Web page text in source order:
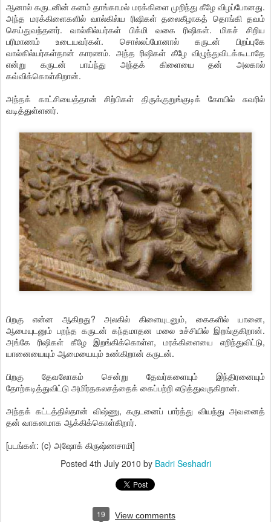
ஆனால் கருடனின் கனம் தாங்காமல் மரக்கிளை முறிந்து கீழே விழப்போனது.
அந்த மரக்கிளைகளில் வால்கில்ய ரிஷிகள் தலைகீழாகத் தொங்கி தவம்
செய்துவந்தனர். வால்கில்யர்கள் பிக்மி வகை ரிஷிகள். மிகச் சிறிய
பரிமாணம் உடையவர்கள். சொல்லப்போனால் கருடன் பிறப்புகே
வால்கில்யர்கள்தான் காரணம். அந்த ரிஷிகள் கீழே விழுந்துவிடக்கூடாதே
என்று கருடன் பாய்ந்து அந்தக் கிளையை தன் அலகால்
கவ்விக்கொள்கிறான்.
அந்தக் காட்சியைத்தான் சிற்பிகள் திருக்குறுங்குடிக் கோயில் சுவரில்
வடித்துள்ளனர்.
பிறகு என்ன ஆகிறது? அலகில் கிளையுடனும், கைகளில் யானை,
ஆமையுடனும் பறந்த கருடன் கந்தமாதன மலை உச்சியில் இறங்குகிறான்.
அங்கே ரிஷிகள் கீழே இறங்கிக்கொள்ள, மரக்கிளையை எறிந்துவிட்டு,
யானையையும் ஆமையையும் உண்கிறான் கருடன்.
பிறகு தேவலோகம் சென்று தேவர்களையும் இந்திரனையும்
தோற்கடித்துவிட்டு அமிர்தகலசத்தைக் கைப்பற்றி எடுத்துவருகிறான்.
அந்தக் கட்டத்தில்தான் விஷ்ணு, கருடனைப் பார்த்து வியந்து அவனைத்
தன் வாகனமாக ஆக்கிக்கொள்கிறார்.
[படங்கள்: (c) அஷோக் கிருஷ்ணசாமி]
Posted 4th July 2010 by Badri Seshadri
19 View comments